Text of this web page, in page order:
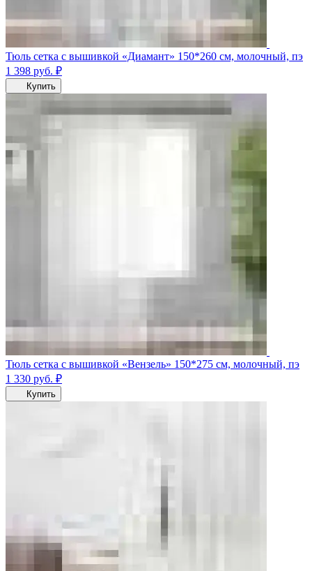
Тюль сетка с вышивкой «Диамант» 150*260 см, молочный, пэ
1 398 руб. ₽
Купить
Тюль сетка с вышивкой «Вензель» 150*275 см, молочный, пэ
1 330 руб. ₽
Купить